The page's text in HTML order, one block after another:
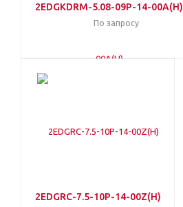
2EDGKDRM-5.08-09P-14-00A(H)
По запросу
2EDGRC-7.5-10P-14-00Z(H)